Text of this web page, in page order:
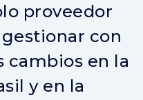
proveedor
con
cambios en la
y en la